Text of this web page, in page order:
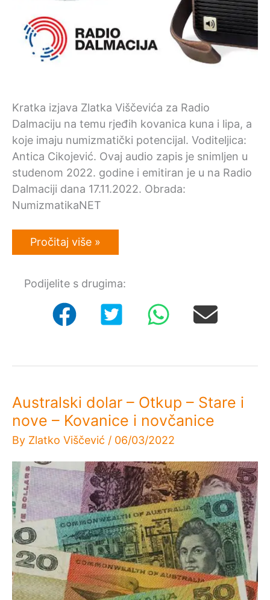
Kratka izjava Zlatka Viščevića za Radio
Dalmaciju na temu rjeđih kovanica kuna i lipa, a
koje imaju numizmatički potencijal. Voditeljica:
Antica Cikojević. Ovaj audio zapis je snimljen u
studenom 2022. godine i emitiran je u na Radio
Dalmaciji dana 17.11.2022. Obrada:
NumizmatikaNET
Zlatko
Viščević
za
Dalmaciju
Pročitaj više »
Podijelite s drugima:
Australski dolar – Otkup – Stare i
nove – Kovanice i novčanice
By Zlatko Viščević / 06/03/2022